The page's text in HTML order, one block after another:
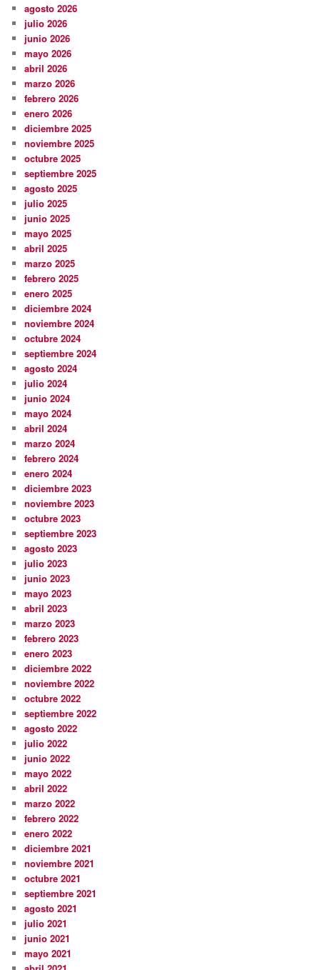
agosto 2026
julio 2026
junio 2026
mayo 2026
abril 2026
marzo 2026
febrero 2026
enero 2026
diciembre 2025
noviembre 2025
octubre 2025
septiembre 2025
agosto 2025
julio 2025
junio 2025
mayo 2025
abril 2025
marzo 2025
febrero 2025
enero 2025
diciembre 2024
noviembre 2024
octubre 2024
septiembre 2024
agosto 2024
julio 2024
junio 2024
mayo 2024
abril 2024
marzo 2024
febrero 2024
enero 2024
diciembre 2023
noviembre 2023
octubre 2023
septiembre 2023
agosto 2023
julio 2023
junio 2023
mayo 2023
abril 2023
marzo 2023
febrero 2023
enero 2023
diciembre 2022
noviembre 2022
octubre 2022
septiembre 2022
agosto 2022
julio 2022
junio 2022
mayo 2022
abril 2022
marzo 2022
febrero 2022
enero 2022
diciembre 2021
noviembre 2021
octubre 2021
septiembre 2021
agosto 2021
julio 2021
junio 2021
mayo 2021